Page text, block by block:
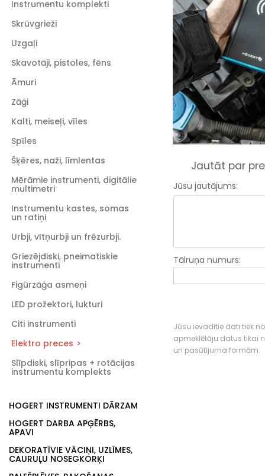
Instrumentu komplekti
Skrūvgrieži
Uzgaļi
Skavotāji, pistoles, fēns
Āmuri
Zāģi
Kalti, meiseļi, vīles
Spīles
Šķēres, naži, līmlentas
Mērāmie instrumenti, digitālie
multimetri
Instrumentu kastes, somas
un ratiņi
Urbji, vītņurbji un frēzurbji.
Griezējdiski, pneimatiskie
instrumenti
Figūrzāģa asmeņi
LED prožektori, lukturi
Citi instrumenti
Elektro preces
Slīpdiski, slīpripas + rotācijas
instrumentu komplekts
HOGERT INSTRUMENTI DĀRZAM
HOGERT DARBA APĢĒRBS,
APAVI
DEKORATĪVIE VĀCIŅI, UZLĪMES,
CAURUĻU NOSEGKORĶI
Jautāt par
Jūsu jautājums:
Tālruņa numurs:
Jūsu ievadītie dati tiek
apmeklētāju datus tikai
un pasūtījuma formām.